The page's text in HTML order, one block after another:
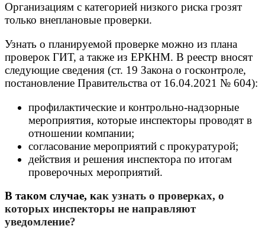
Организациям с категорией низкого риска грозят
только внеплановые проверки.
Узнать о планируемой проверке можно из плана
проверок ГИТ, а также из ЕРКНМ. В реестр вносят
следующие сведения (ст. 19 Закона о госконтроле,
постановление Правительства от 16.04.2021 № 604):
профилактические и контрольно-надзорные
мероприятия, которые инспекторы проводят в
отношении компании;
согласование мероприятий с прокуратурой;
действия и решения инспектора по итогам
проверочных мероприятий.
В таком случае, как узнать о проверках, о
которых инспекторы не направляют
уведомление?